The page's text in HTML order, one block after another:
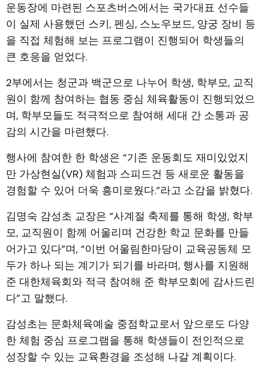
운동장에 마련된 스포츠버스에서는 국가대표 선수들
이 실제 사용했던 스키, 펜싱, 스노우보드, 양궁 장비 등
을 직접 체험해 보는 프로그램이 진행되어 학생들의
큰 호응을 얻었다.
2부에서는 청군과 백군으로 나누어 학생, 학부모, 교직
원이 함께 참여하는 협동 중심 체육활동이 진행되었으
며, 학부모들도 적극적으로 참여해 세대 간 소통과 공
감의 시간을 마련했다.
행사에 참여한 한 학생은 “기존 운동회도 재미있었지
만 가상현실(VR) 체험과 스피드건 등 새로운 활동을
경험할 수 있어 더욱 흥미로웠다.”라고 소감을 밝혔다.
김명숙 감성초 교장은 “사계절 축제를 통해 학생, 학부
모, 교직원이 함께 어울리며 건강한 학교 문화를 만들
어가고 있다”며, “이번 어울림한마당이 교육공동체 모
두가 하나 되는 계기가 되기를 바라며, 행사를 지원해
준 대한체육회와 적극 참여해 준 학부모회에 감사드린
다”고 말했다.
감성초는 문화체육예술 중점학교로서 앞으로도 다양
한 체험 중심 프로그램을 통해 학생들이 전인적으로
성장할 수 있는 교육환경을 조성해 나갈 계획이다.